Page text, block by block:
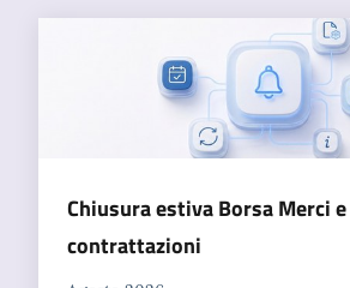
l'Impresa
L'impresa
digitale
Chiusura estiva Borsa Merci e
contrattazioni